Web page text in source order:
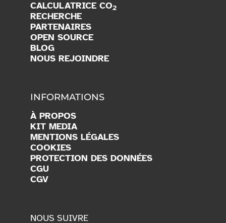
CALCULATRICE CO2
RECHERCHE
PARTENAIRES
OPEN SOURCE
BLOG
NOUS REJOINDRE
INFORMATIONS
À PROPOS
KIT MEDIA
MENTIONS LÉGALES
COOKIES
PROTECTION DES DONNÉES
CGU
CGV
NOUS SUIVRE